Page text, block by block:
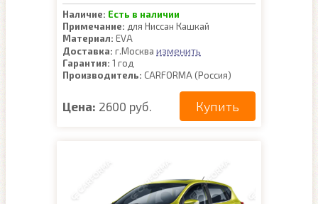
Наличие: Есть в наличии
Примечание: для Ниссан Кашкай
Материал: EVA
Доставка: г.Москва изменить
Гарантия: 1 год
Производитель: CARFORMA (Россия)
Цена: 2600 руб. Купить